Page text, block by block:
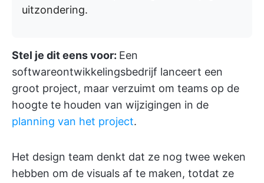
uitzondering.
Stel je dit eens voor: Een
softwareontwikkelingsbedrijf lanceert een
groot project, maar verzuimt om teams op de
hoogte te houden van wijzigingen in de
planning van het project.
Het design team denkt dat ze nog twee weken
hebben om de visuals af te maken, totdat ze